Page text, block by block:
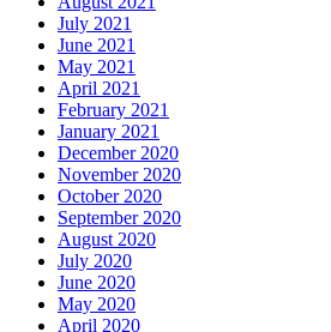
July 2021
June 2021
May 2021
April 2021
February 2021
January 2021
December 2020
November 2020
October 2020
September 2020
August 2020
July 2020
June 2020
May 2020
April 2020